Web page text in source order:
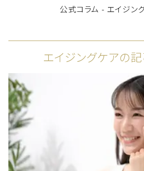
公式コラム - エイジン
エイジングケアの